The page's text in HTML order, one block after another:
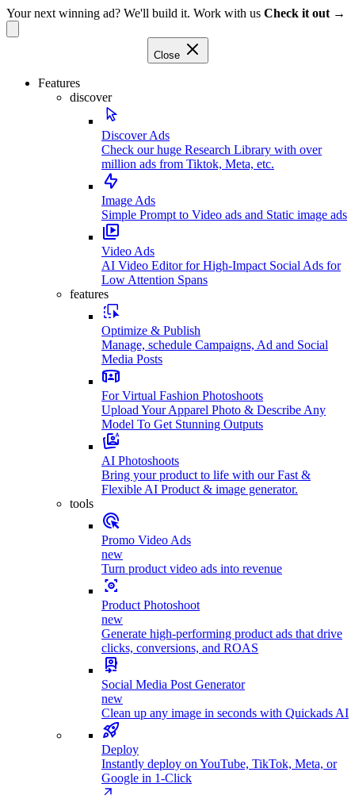
Your next winning ad? We'll build it. Work with us Check it out →
Close
Features
discover
Discover Ads
Check our huge Research Library with over
million ads from Tiktok, Meta, etc.
Image Ads
Simple Prompt to Video ads and Static image ads
Video Ads
AI Video Editor for High-Impact Social Ads for
Low Attention Spans
features
Optimize & Publish
Manage, schedule Campaigns, Ad and Social
Media Posts
For Virtual Fashion Photoshoots
Upload Your Apparel Photo & Describe Any
Model To Get Stunning Outputs
AI Photoshoots
Bring your product to life with our Fast &
Flexible AI Product & image generator.
tools
Promo Video Ads
new
Turn product video ads into revenue
Product Photoshoot
new
Generate high-performing product ads that drive
clicks, conversions, and ROAS
Social Media Post Generator
new
Clean up any image in seconds with Quickads AI
Deploy
Instantly deploy on YouTube, TikTok, Meta, or
Google in 1-Click